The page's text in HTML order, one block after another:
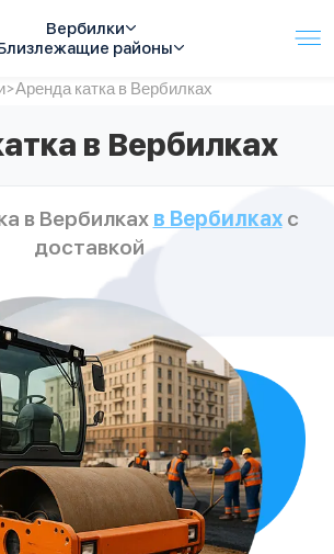
Вербилки
районы
>Аренда катка в Вербилках
в Вербилках
в Вербилках в Вербилкахс
доставкой